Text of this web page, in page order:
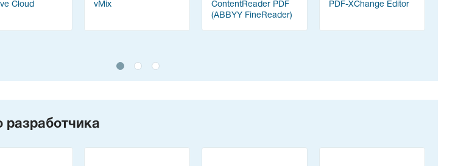
Cloud vMix
ContentReader PDF
(ABBYY FineReader)
PDF-XChange Editor
разработчика